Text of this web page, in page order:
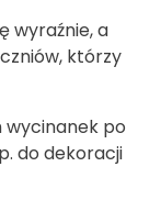
wyraźnie, a
którzy
wycinanek po
do dekoracji